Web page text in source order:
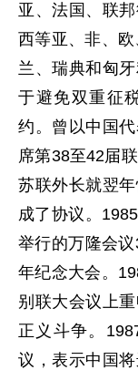
亚、法国、联
西等亚、非、
兰、瑞典和匈
于避免双重征
约。曾以中国
席第38至42届
苏联外长就翌
成了协议。
举行的万隆会
年纪念大会。
别联大会议上
正义斗争。
议，表示中国